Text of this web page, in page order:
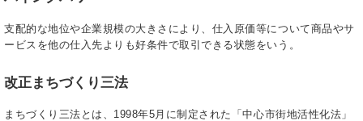
支配的な地位や企業規模の大きさにより、仕入原価等について商品やサ
ービスを他の仕入先よりも好条件で取引できる状態をいう。
改正まちづくり三法
まちづくり三法とは、1998年5月に制定された「中心市街地活性化法」